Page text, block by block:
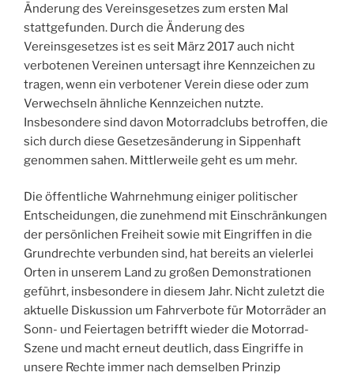
Änderung des Vereinsgesetzes zum ersten Mal
stattgefunden. Durch die Änderung des
Vereinsgesetzes ist es seit März 2017 auch nicht
verbotenen Vereinen untersagt ihre Kennzeichen zu
tragen, wenn ein verbotener Verein diese oder zum
Verwechseln ähnliche Kennzeichen nutzte.
Insbesondere sind davon Motorradclubs betroffen, die
sich durch diese Gesetzesänderung in Sippenhaft
genommen sahen. Mittlerweile geht es um mehr.
Die öffentliche Wahrnehmung einiger politischer
Entscheidungen, die zunehmend mit Einschränkungen
der persönlichen Freiheit sowie mit Eingriffen in die
Grundrechte verbunden sind, hat bereits an vielerlei
Orten in unserem Land zu großen Demonstrationen
geführt, insbesondere in diesem Jahr. Nicht zuletzt die
aktuelle Diskussion um Fahrverbote für Motorräder an
Sonn- und Feiertagen betrifft wieder die Motorrad-
Szene und macht erneut deutlich, dass Eingriffe in
unsere Rechte immer nach demselben Prinzip